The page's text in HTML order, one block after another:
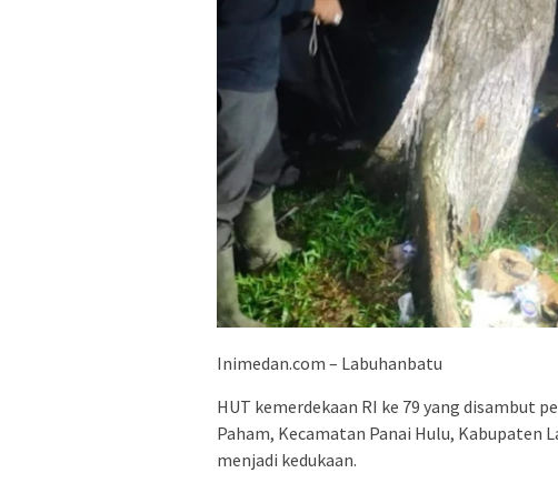
Inimedan.com – Labuhanbatu
HUT kemerdekaan RI ke 79 yang disambut
Paham, Kecamatan Panai Hulu, Kabupaten
menjadi kedukaan.